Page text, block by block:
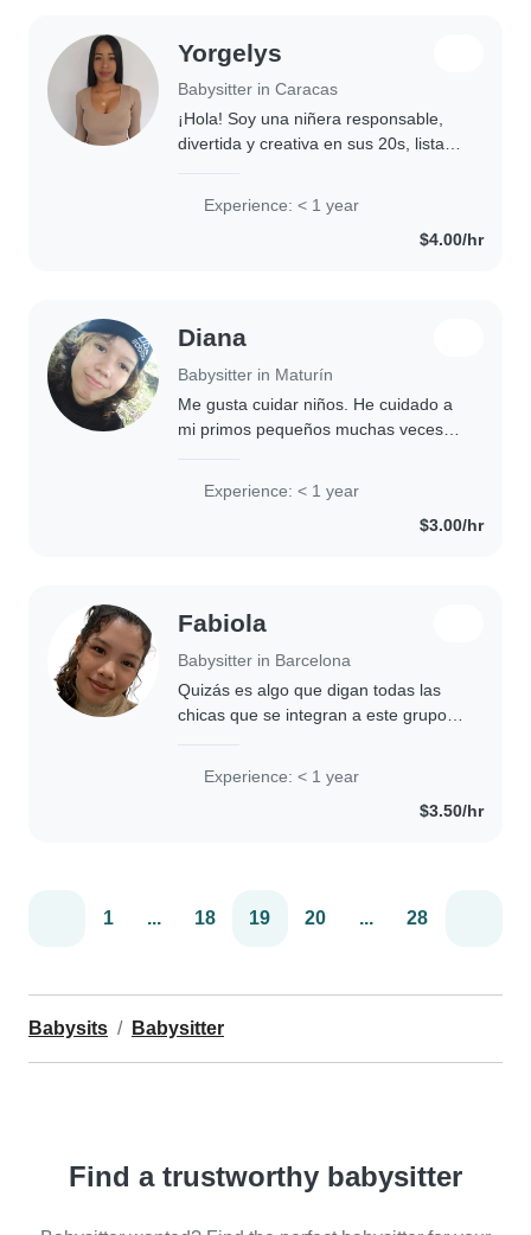
Yorgelys
Babysitter in Caracas
¡Hola! Soy una niñera responsable,
divertida y creativa en sus 20s, lista
preescolar y me encanta leerles
Experience: < 1 year
$4.00/hr
Diana
Babysitter in Maturín
Me gusta cuidar niños. He cuidado a
mi primos pequeños muchas veces,
responsable y amigable, y me siento
Experience: < 1 year
$3.00/hr
Fabiola
Babysitter in Barcelona
Quizás es algo que digan todas las
chicas que se integran a este grupo,
me ha gustado cuidar de los más
Experience: < 1 year
$3.50/hr
1 ... 18 19 20 ... 28
Babysits Babysitter
Find a trustworthy babysitter